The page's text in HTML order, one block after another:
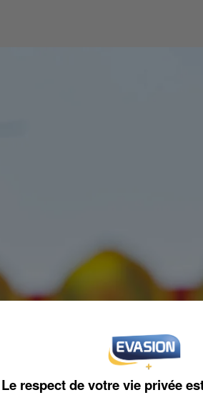
Le respect de votre vie privée